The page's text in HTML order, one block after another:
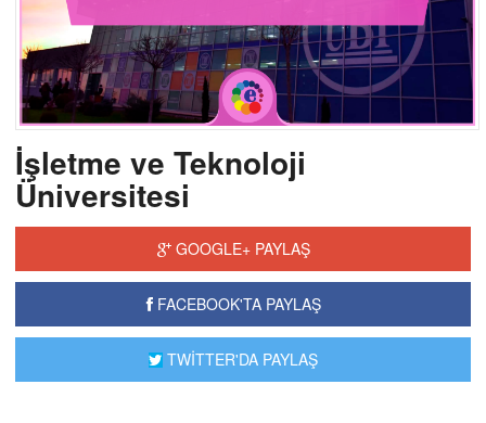
İşletme ve Teknoloji
Üniversitesi
GOOGLE+ PAYLAŞ
FACEBOOK'TA PAYLAŞ
TWİTTER'DA PAYLAŞ